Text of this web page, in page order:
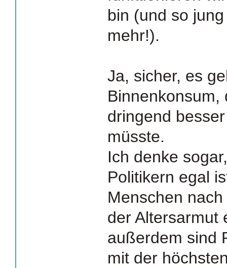
bin (und so
mehr!).
Ja, sicher, es
Binnenkonsum,
dringend
müsste.
Ich denke
Politikern egal
Menschen
der Altersarmut
außerdem sind
mit der